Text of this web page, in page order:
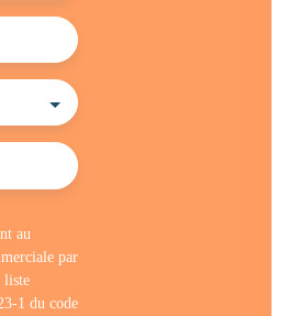
au
par
liste
1 du code